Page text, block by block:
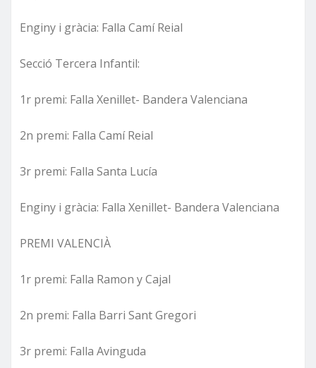
Enginy i gràcia: Falla Camí Reial
Secció Tercera Infantil:
1r premi: Falla Xenillet- Bandera Valenciana
2n premi: Falla Camí Reial
3r premi: Falla Santa Lucía
Enginy i gràcia: Falla Xenillet- Bandera Valenciana
PREMI VALENCIÀ
1r premi: Falla Ramon y Cajal
2n premi: Falla Barri Sant Gregori
3r premi: Falla Avinguda